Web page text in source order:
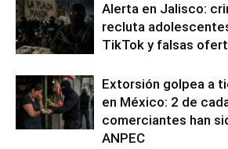
Alerta en Jalisco:
recluta
TikTok y falsas
Extorsión golpea a
en México: 2 de
comerciantes han
ANPEC